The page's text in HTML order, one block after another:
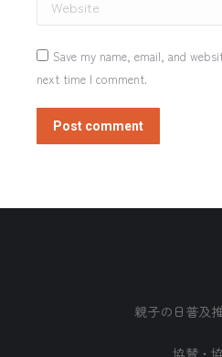
Save my name, email, and
next time I comment.
Post comment
親子の日普及
協賛・